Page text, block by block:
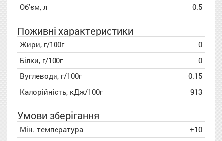
Об'єм, л 0.5
Поживні характеристики
Жири, г/100г
0
Білки, г/100г
0
Вуглеводи, г/100г
0.15
Калорійність, кДж/100г
913
Умови зберігання
Мін. температура
+10